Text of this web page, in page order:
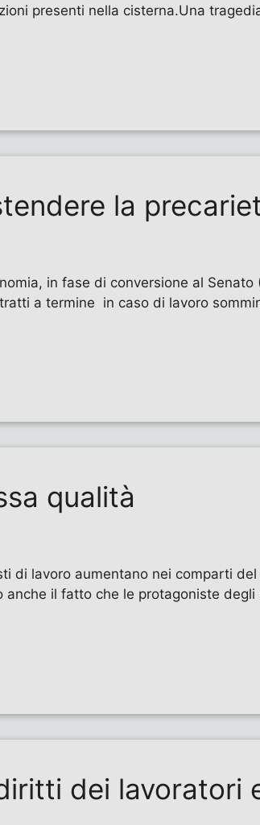
presenti nella cisterna.Una
la
in fase di conversione al Senato
a termine in caso di lavoro
qualità
di lavoro aumentano nei comparti
il fatto che le protagoniste
dei lavoratori